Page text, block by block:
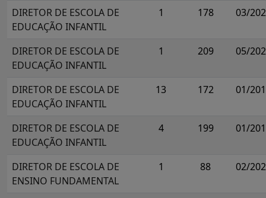
DIRETOR DE ESCOLA DE
EDUCAÇÃO INFANTIL
1 178 03/
DIRETOR DE ESCOLA DE
EDUCAÇÃO INFANTIL
1 209 05/
DIRETOR DE ESCOLA DE
EDUCAÇÃO INFANTIL
13 172 01/
DIRETOR DE ESCOLA DE
EDUCAÇÃO INFANTIL
4 199 01/
DIRETOR DE ESCOLA DE
ENSINO FUNDAMENTAL
1 88 02/